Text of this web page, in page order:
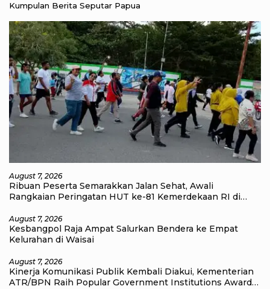
Kumpulan Berita Seputar Papua
August 7, 2026
Ribuan Peserta Semarakkan Jalan Sehat, Awali
Rangkaian Peringatan HUT ke-81 Kemerdekaan RI di
August 7, 2026
Kesbangpol Raja Ampat Salurkan Bendera ke Empat
Kelurahan di Waisai
August 7, 2026
Kinerja Komunikasi Publik Kembali Diakui, Kementerian
ATR/BPN Raih Popular Government Institutions Award